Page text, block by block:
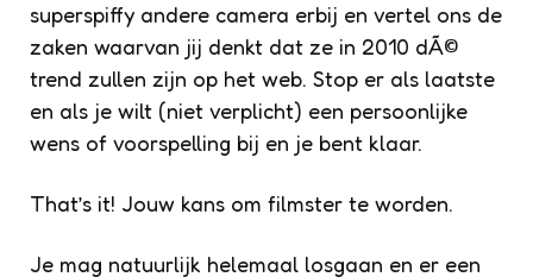
superspiffy andere camera erbij en vertel ons de
zaken waarvan jij denkt dat ze in 2010 dÃ©
trend zullen zijn op het web. Stop er als laatste
en als je wilt (niet verplicht) een persoonlijke
wens of voorspelling bij en je bent klaar.
That’s it! Jouw kans om filmster te worden.
Je mag natuurlijk helemaal losgaan en er een